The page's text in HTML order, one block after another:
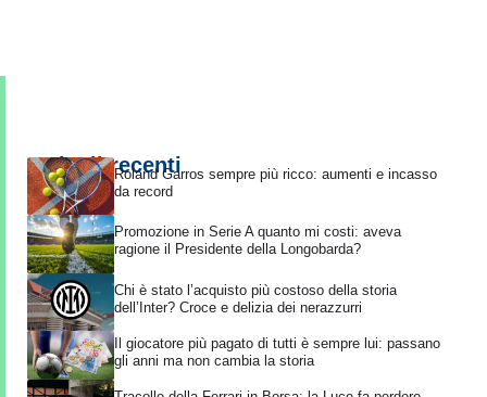
Articoli recentiRoland Garros sempre più ricco: aumenti e incasso
da record
Promozione in Serie A quanto mi costi: aveva
ragione il Presidente della Longobarda?
Chi è stato l’acquisto più costoso della storia
dell’Inter? Croce e delizia dei nerazzurri
Il giocatore più pagato di tutti è sempre lui: passano
gli anni ma non cambia la storia